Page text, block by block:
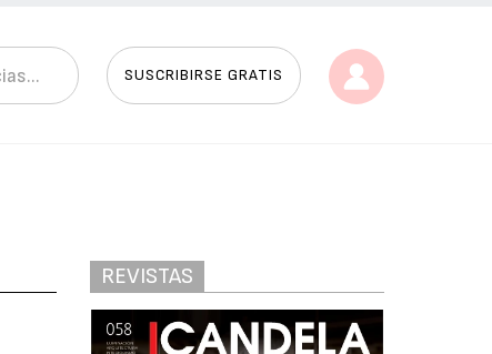
SUSCRIBIRSE GRATIS
REVISTAS